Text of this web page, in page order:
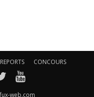
CONCOURS
web.com